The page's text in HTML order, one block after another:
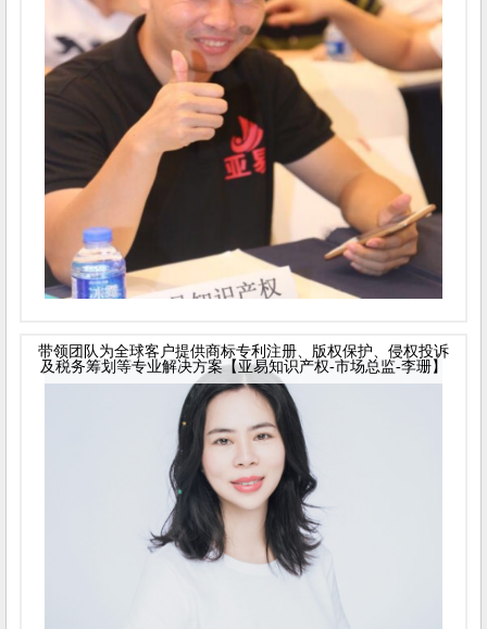
带领团队为全球客户提供商标专利注册、版权保护、侵权投诉
及税务筹划等专业解决方案【亚易知识产权-市场总监-李珊】